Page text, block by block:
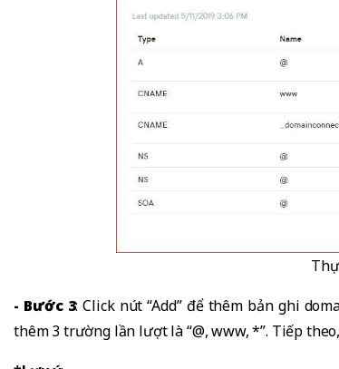
- Bước 3: Click nút “Add” để thêm bản ghi
thêm 3 trường lần lượt là “@, www, *”. Tiếp